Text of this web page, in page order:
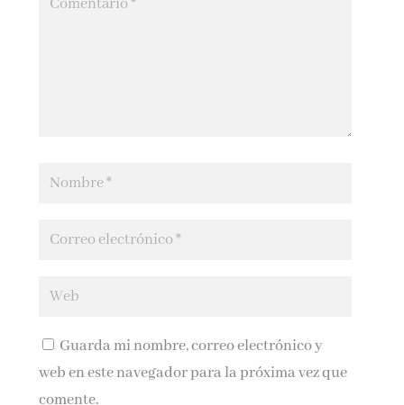
Guarda mi nombre, correo electrónico y
web en este navegador para la próxima vez que
comente.